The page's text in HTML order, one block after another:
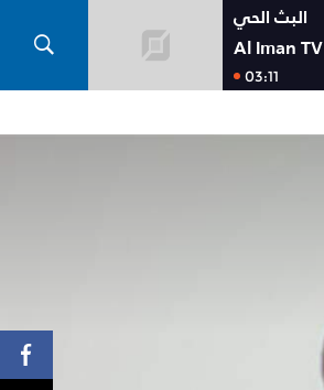
البث الحي
Al Iman TV
03:11